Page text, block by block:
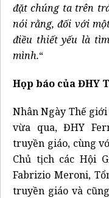
đặt chúng ta trên
nói rằng, đối với
điều thiết yếu là
mình.“
Họp báo của ĐHY
Nhân Ngày Thế
vừa qua, ĐHY
truyền giáo, cùng
Chủ tịch các Hội
Fabrizio Meroni,
truyền giáo và